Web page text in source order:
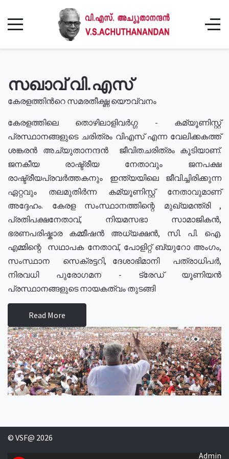
സഖാവ് വി.എസ്
കേരളത്തിൻറെ സമരതീക്ഷ്ണ യൌവ്വനം
കേരളത്തിലെ തൊഴിലാളിവർഗ്ഗ - കമ്യൂണിസ്റ്റ്
പ്രസ്ഥാനങ്ങളുടെ ചരിത്രം വിഎസ് എന്ന വേലിക്കകത്ത്
ശങ്കരൻ അച്യുതാനന്ദൻ ജീവിതചരിത്രം കൂടിയാണ്.
ജനകീയ രാഷ്ട്രീയ നേതാവും ജനപക്ഷ
രാഷ്ട്രീയപ്രവർത്തകനും ഇന്ത്യയിലെ ജീവിച്ചിരിക്കുന്ന
ഏറ്റവും തലമുതിർന്ന കമ്യൂണിസ്റ്റ് നേതാവുമാണ്
അദ്ദേഹം. കേരള സംസ്ഥാനത്തിന്റെ മുഖ്യമന്ത്രി ,
പ്രതിപക്ഷനേതാവ്, നിയമസഭാ സാമാജികൻ,
ഭരണപരിഷ്കാര കമ്മീഷൻ അധ്യക്ഷൻ, സി. പി. ഐ.
എമ്മിന്റെ സഥാപക നേതാവ്, പോളിറ്റ് ബ്യുറോ അംഗം,
സംസ്ഥാന സെക്രട്ടറി, ദേശാഭിമാനി പത്രാധിപർ,
നിരവധി പുരോഗമന - ട്രേഡ് യൂണിയൻ
പ്രസ്ഥാനങ്ങളുടെ നായകത്വം തുടങ്ങി
Read More
© VSF@ 2026
Admin